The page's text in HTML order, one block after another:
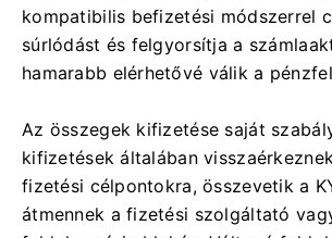
kompatibilis befizetési módszerrel
súrlódást és felgyorsítja a
hamarabb elérhetővé válik a
Az összegek kifizetése saját
kifizetések általában
fizetési célpontokra, összevetik a
átmennek a fizetési szolgáltató